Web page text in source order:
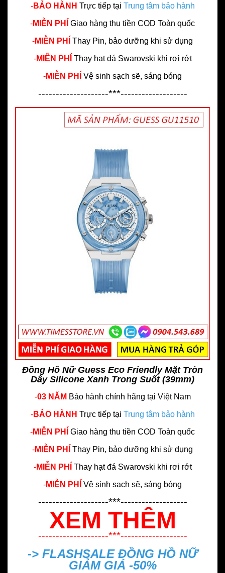
-BẢO HÀNH Trực tiếp tại Trung tâm bảo hành
-MIỄN PHÍ Giao hàng thu tiền COD Toàn quốc
-MIỄN PHÍ Thay Pin, bảo dưỡng khi sử dụng
-MIỄN PHÍ Thay hạt đá Swarovski khi rơi rớt
-MIỄN PHÍ Vệ sinh sạch sẽ, sáng bóng
--------------------***-------------------
Đồng Hồ Nữ Guess Eco Friendly Mặt Tròn
Dây Silicone Xanh Trong Suốt (39mm)
-03 NĂM Bảo hành chính hãng tại Việt Nam
-BẢO HÀNH Trực tiếp tại Trung tâm bảo hành
-MIỄN PHÍ Giao hàng thu tiền COD Toàn quốc
-MIỄN PHÍ Thay Pin, bảo dưỡng khi sử dụng
-MIỄN PHÍ Thay hạt đá Swarovski khi rơi rớt
-MIỄN PHÍ Vệ sinh sạch sẽ, sáng bóng
--------------------***-------------------
XEM THÊM
--------------------***-------------------
-> FLASHSALE ĐỒNG HỒ NỮ
GIẢM GIÁ -50%